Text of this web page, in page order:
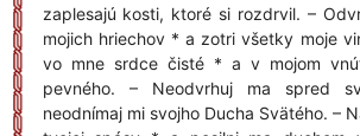
zaplesajú kosti, ktoré si rozdrvil. –
mojich hriechov * a zotri všetky moje
vo mne srdce čisté * a v mojom
pevného. – Neodvrhuj ma spred
neodnímaj mi svojho Ducha Svätého. –